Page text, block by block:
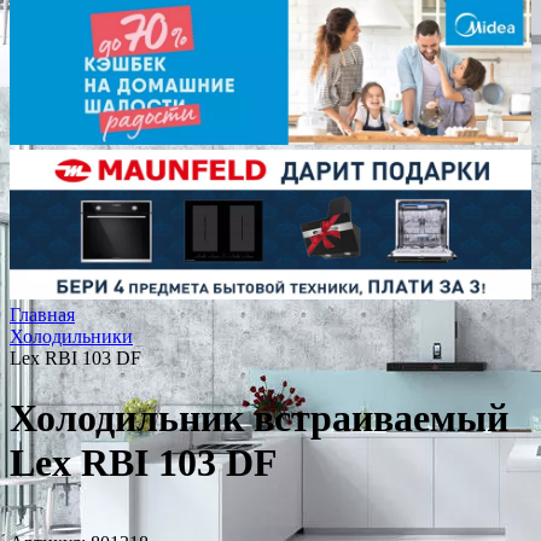
Главная
Холодильники
Lex RBI 103 DF
Холодильник встраиваемый
Lex RBI 103 DF